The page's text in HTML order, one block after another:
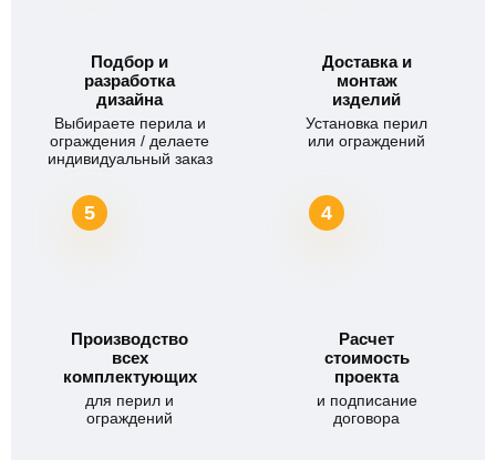
Подбор и
разработка
дизайна
Выбираете перила и
ограждения / делаете
индивидуальный заказ
Доставка и
монтаж
изделий
Установка перил
или ограждений
5
Производство
всех
комплектующих
для перил и
ограждений
4
Расчет
стоимость
проекта
и подписание
договора